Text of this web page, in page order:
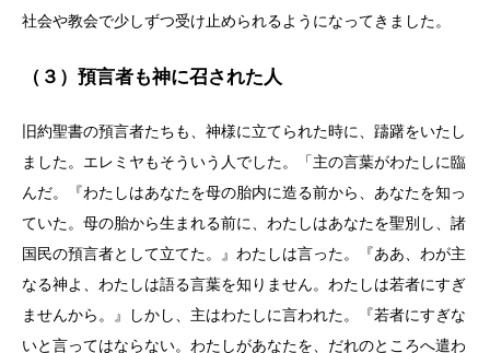
社会や教会で少しずつ受け止められるようになってきました。
（３）預言者も神に召された人
旧約聖書の預言者たちも、神様に立てられた時に、躊躇をいたし
ました。エレミヤもそういう人でした。「主の言葉がわたしに臨
んだ。『わたしはあなたを母の胎内に造る前から、あなたを知っ
ていた。母の胎から生まれる前に、わたしはあなたを聖別し、諸
国民の預言者として立てた。』わたしは言った。『ああ、わが主
なる神よ、わたしは語る言葉を知りません。わたしは若者にすぎ
ませんから。』しかし、主はわたしに言われた。『若者にすぎな
いと言ってはならない。わたしがあなたを、だれのところへ遣わ